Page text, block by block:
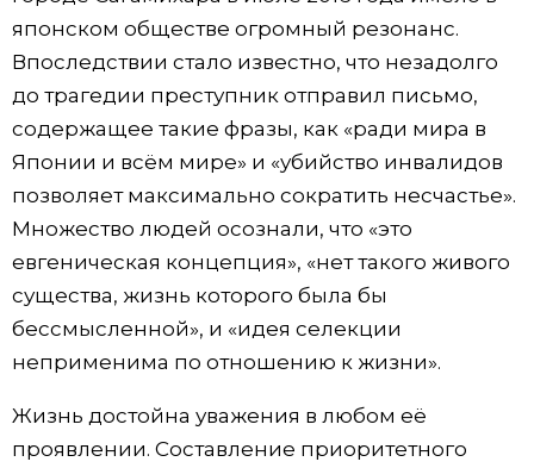
Токио
От редакции
японском обществе огромный резонанс.
Впоследствии стало известно, что незадолго
до трагедии преступник отправил письмо,
содержащее такие фразы, как «ради мира в
Японии и всём мире» и «убийство инвалидов
позволяет максимально сократить несчастье».
Множество людей осознали, что «это
евгеническая концепция», «нет такого живого
существа, жизнь которого была бы
бессмысленной», и «идея селекции
неприменима по отношению к жизни».
Жизнь достойна уважения в любом её
проявлении. Составление приоритетного